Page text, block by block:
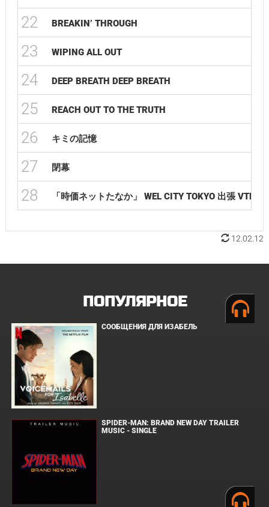
22
BREAKIN’ THROUGH
23 WIPING ALL OUT
24 DEEP BREATH DEEP BREATH
25 REACH OUT TO THE TRUTH
26 キミの記憶
27 閉幕
28 「時価ネットたなか」 WEL CITY TOKYO 出張 VTR
12.02.12
ПОПУЛЯРНОЕ
СООБЩЕНИЯ ДЛЯ ИЗАБЕЛЬ
SPIDER-MAN: BRAND NEW DAY TRAILER
MUSIC - SINGLE